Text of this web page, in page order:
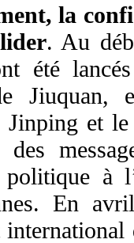
la
. Au
été
et le
des
à
En